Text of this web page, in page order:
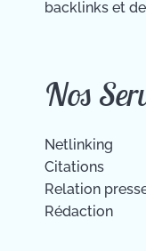
backlinks et
Nos
Netlinking
Citations
Relation
Rédaction